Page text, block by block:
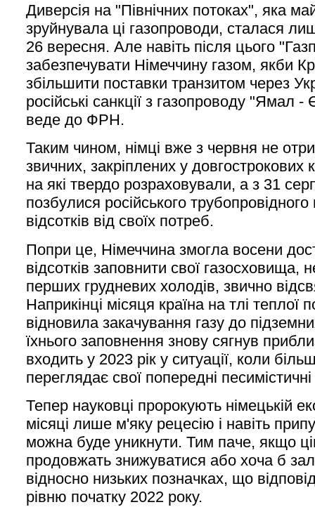
Диверсія на "Північних потоках", яка
зруйнувала ці газопроводи, сталася
26 вересня. Але навіть після цього
забезпечувати Німеччину газом, якби
збільшити поставки транзитом через
російські санкції з газопроводу "Ямал
веде до ФРН.
Таким чином, німці вже з червня не
звичних, закріплених у довгострокових
на які твердо розраховували, а з 31
позбулися російського
відсотків від своїх потреб.
Попри це, Німеччина змогла восени
відсотків заповнити свої газосховища,
перших грудневих холодів, звично
Наприкінці місяця країна на тлі теплої
відновила закачування газу до
їхнього заповнення знову сягнув
входить у 2023 рік у ситуації, коли
переглядає свої попередні
Тепер науковці пророкують німецькій
місяці лише м'яку рецесію і навіть
можна буде уникнути. Тим паче, якщо
продовжать знижуватися або хоча б
відносно низьких позначках, що
рівню початку 2022 року.